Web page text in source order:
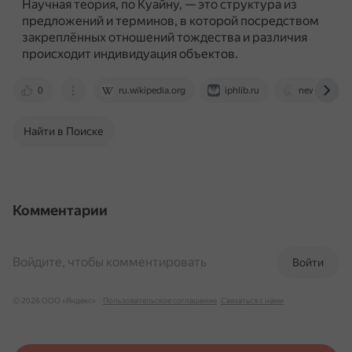
Научная теория, по Куайну, — это структура из
предложений и терминов, в которой посредством
закреплённых отношений тождества и различия
происходит индивидуация объектов.
0 ru.wikipedia.org iphlib.ru new-
Найти в Поиске
Комментарии
Войти
Войдите, чтобы комментировать
© 2026 ООО «Яндекс» Пользовательское соглашение Связаться с нами